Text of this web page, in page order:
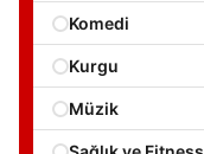
Komedi
Kurgu
Müzik